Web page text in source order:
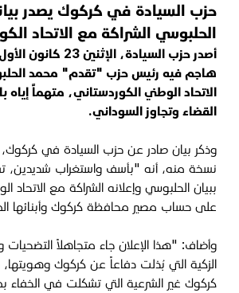
حزب السيادة في كركوك يصدر
الحلبوسي الشراكة مع الاتحاد
هاجم فيه رئيس حزب "تقدم" محمد
الاتحاد الوطني الكوردستاني، متهماً إياه
القضاء وتجاوز السوداني.
وذكر بيان صادر عن حزب السيادة في
نسخة منه، أنه "‏بأسف واستغراب شديدين،
ببيان الحلبوسي وإعلانه الشراكة مع الاتحاد
على حساب مصير محافظة كركوك وأبنائها
وأضاف: "هذا الإعلان جاء متجاهلاً التضحيات
الزكية التي بُذلت دفاعاً عن كركوك
كركوك غير الشرعية التي تشكلت في الخفاء